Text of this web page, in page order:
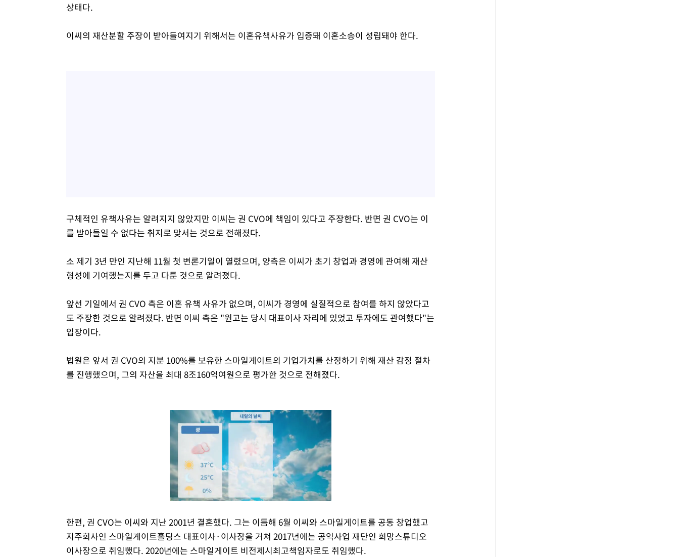
상태다.
이씨의 재산분할 주장이 받아들여지기 위해서는 이혼유책사유가 입증돼 이혼소송이 성립돼야 한다.
구체적인 유책사유는 알려지지 않았지만 이씨는 권 CVO에 책임이 있다고 주장한다. 반면 권 CVO는 이
를 받아들일 수 없다는 취지로 맞서는 것으로 전해졌다.
소 제기 3년 만인 지난해 11월 첫 변론기일이 열렸으며, 양측은 이씨가 초기 창업과 경영에 관여해 재산
형성에 기여했는지를 두고 다툰 것으로 알려졌다.
앞선 기일에서 권 CVO 측은 이혼 유책 사유가 없으며, 이씨가 경영에 실질적으로 참여를 하지 않았다고
도 주장한 것으로 알려졌다. 반면 이씨 측은 "원고는 당시 대표이사 자리에 있었고 투자에도 관여했다"는
입장이다.
법원은 앞서 권 CVO의 지분 100%를 보유한 스마일게이트의 기업가치를 산정하기 위해 재산 감정 절차
를 진행했으며, 그의 자산을 최대 8조160억여원으로 평가한 것으로 전해졌다.
Mute
한편, 권 CVO는 이씨와 지난 2001년 결혼했다. 그는 이듬해 6월 이씨와 스마일게이트를 공동 창업했고
지주회사인 스마일게이트홀딩스 대표이사·이사장을 거쳐 2017년에는 공익사업 재단인 희망스튜디오
이사장으로 취임했다. 2020년에는 스마일게이트 비전제시최고책임자로도 취임했다.